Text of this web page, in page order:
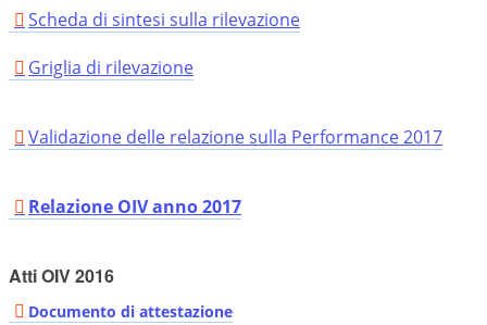
Scheda di sintesi sulla rilevazione
Griglia di rilevazione
Validazione delle relazione sulla Performance 2017
Relazione OIV anno 2017
Atti OIV 2016
Documento di attestazione